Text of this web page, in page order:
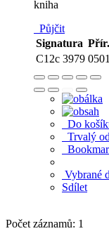
kniha
Půjčit
Signatura
C12c 3979
Do
Trvalý
Vybrané
Sdílet
Počet záznamů: 1